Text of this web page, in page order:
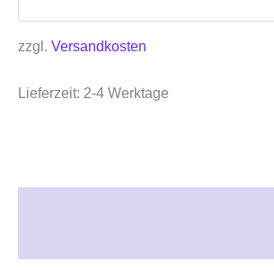
zzgl. Versandkosten
Lieferzeit: 2-4 Werktage